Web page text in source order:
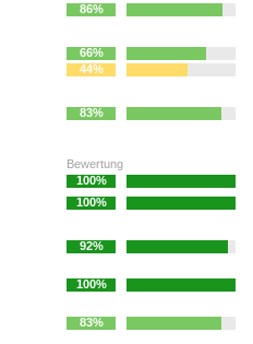
86%
66%
44%
83%
Bewertung
100%
100%
92%
100%
83%